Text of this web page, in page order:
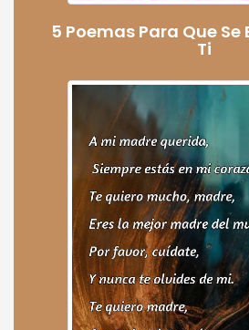
5 Poemas Para Que Se
Ti